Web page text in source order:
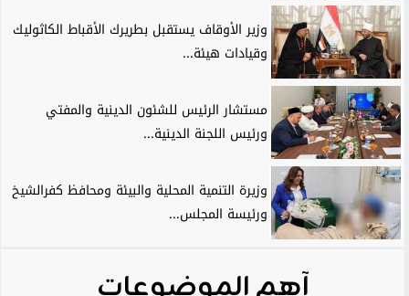
وزير الأوقاف يستقبل بطريرك الأقباط الكاثوليك
وقيادات هيئة...
مستشار الرئيس للشئون الدينية والمفتي
ورئيس اللجنة الدينية...
وزيرة التنمية المحلية والبيئة ومحافظ كفرالشيخ
ورئيسة المجلس...